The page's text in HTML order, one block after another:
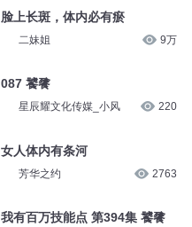
脸上长斑，体内必有瘀
二妹姐 9万
087 饕餮
星辰耀文化传媒_小风 220
女人体内有条河
芳华之约 2763
我有百万技能点 第394集 饕餮